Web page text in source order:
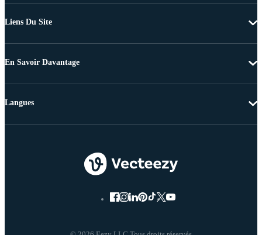
Liens Du Site
En Savoir Davantage
Langues